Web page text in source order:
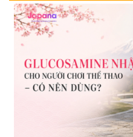
Viên uống cải thiện nội tiết tố nữ
60 viên
|10.560
739.350 đ 795.000 đ